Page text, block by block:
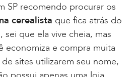
SP recomendo procurar os
cerealista que fica atrás do
sei que ela vive cheia, mas
economiza e compra muita
sites utilizarem seu nome,